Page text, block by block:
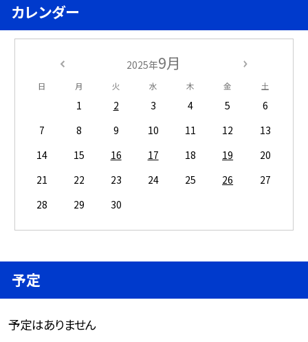
カレンダー
2025年9月
日 月 火 水 木 金 土
1 2 3 4 5
6
7
8 9 10 11 12
13
14
15 16 17 18 19
20
21
22 23 24 25 26
27
28
29 30
予定
予定はありません